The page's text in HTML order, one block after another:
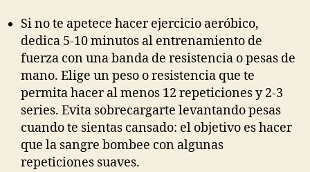
Si no te apetece hacer ejercicio aeróbico,
dedica 5-10 minutos al entrenamiento de
fuerza con una banda de resistencia o pesas de
mano. Elige un peso o resistencia que te
permita hacer al menos 12 repeticiones y 2-3
series. Evita sobrecargarte levantando pesas
cuando te sientas cansado: el objetivo es hacer
que la sangre bombee con algunas
repeticiones suaves.